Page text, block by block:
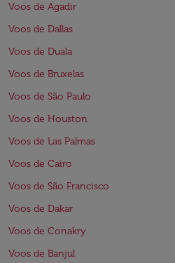
Voos de Agadir
Voos de Dallas
Voos de Duala
Voos de Bruxelas
Voos de São Paulo
Voos de Houston
Voos de Las Palmas
Voos de Cairo
Voos de São Francisco
Voos de Dakar
Voos de Conakry
Voos de Banjul